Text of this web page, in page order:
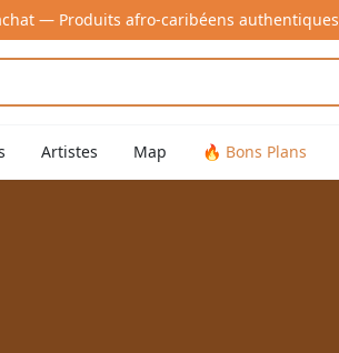
— Produits afro-caribéens authentiques
Artistes Map 🔥 Bons Plans